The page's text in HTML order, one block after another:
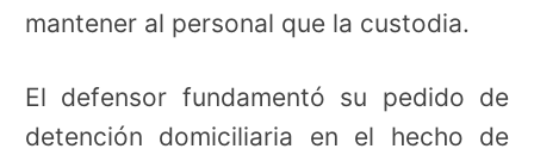
mantener al personal que la custodia.
El defensor fundamentó su pedido de
detención domiciliaria en el hecho de